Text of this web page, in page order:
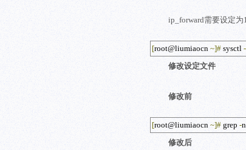
ip_forward需要设定为
[root@liumiaocn ~]# sysctl -
修改设定文件
修改前
[root@liumiaocn ~]# grep -n
修改后